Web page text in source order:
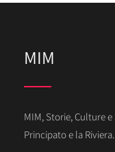
MIM
MIM, Storie, Culture
Principato e la Riviera.